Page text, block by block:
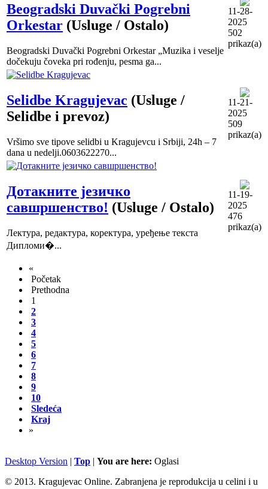
Beogradski Duvački Pogrebni
Orkestar (Usluge / Ostalo)
Beogradski Duvački Pogrebni Orkestar „Muzika i veselje
dočekuju čoveka pri rođenju, pesma ga...
11-28-
2025
502
prikaz(a)
Selidbe Kragujevac (Usluge /
Selidbe i prevoz)
Vršimo sve tipove selidbi u Kragujevcu i Srbiji, 24h – 7
dana u nedelji.0603622270...
11-21-
2025
509
prikaz(a)
Дотакните језичко
савшршенство! (Usluge / Ostalo)
Лектура, редактура, коректура, уређење текста
Дипломи�...
11-19-
2025
476
prikaz(a)
«
Početak
Prethodna
1
2
3
4
5
6
7
8
9
10
Sledeća
Kraj
»
Desktop Version | Top | You are here: Oglasi
© 2013. Kragujevac Online. Zabranjena je reprodukcija u celini i u